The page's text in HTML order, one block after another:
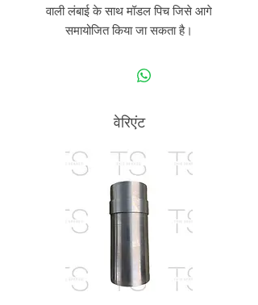
वाली लंबाई के साथ मॉडल पिच जिसे आगे
समायोजित किया जा सकता है।
वेरिएंट